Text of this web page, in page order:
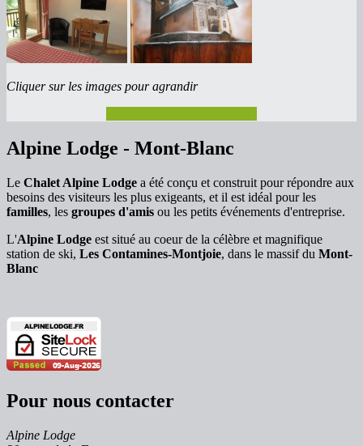
Cliquer sur les images pour agrandir
Alpine Lodge - Mont-Blanc
Le Chalet Alpine Lodge a été conçu et construit pour répondre aux
besoins des visiteurs les plus exigeants, et il est idéal pour les
familles, les groupes d'amis ou les petits événements d'entreprise.
L'Alpine Lodge est situé au coeur de la célèbre et magnifique
station de ski, Les Contamines-Montjoie, dans le massif du Mont-
Blanc
Pour nous contacter
Alpine Lodge